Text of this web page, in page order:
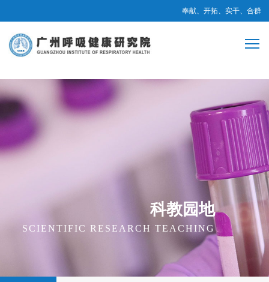
奉献、开拓、实干、合群
科教园地
SCIENTIFIC RESEARCH TEACHING